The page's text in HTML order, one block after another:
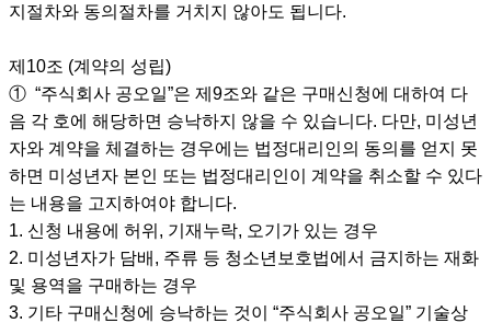
지절차와 동의절차를 거치지 않아도 됩니다.
제10조 (계약의 성립)
① “주식회사 공오일”은 제9조와 같은 구매신청에 대하여 다
음 각 호에 해당하면 승낙하지 않을 수 있습니다. 다만, 미성년
자와 계약을 체결하는 경우에는 법정대리인의 동의를 얻지 못
하면 미성년자 본인 또는 법정대리인이 계약을 취소할 수 있다
는 내용을 고지하여야 합니다.
1. 신청 내용에 허위, 기재누락, 오기가 있는 경우
2. 미성년자가 담배, 주류 등 청소년보호법에서 금지하는 재화
및 용역을 구매하는 경우
3. 기타 구매신청에 승낙하는 것이 “주식회사 공오일” 기술상